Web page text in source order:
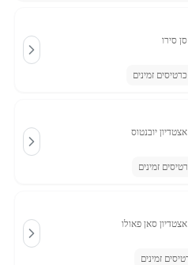
סן סירו
אצטדיון יובנטוס
אצטדיון סאן פאולו